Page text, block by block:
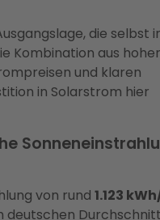
die selbst
Kombination aus hoher
und klaren
in Solarstrom hier
von rund 1.123
deutschen